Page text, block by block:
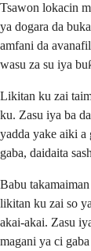
Tsawon lokacin
ya dogara da
amfani da
wasu za su iya
Likitan ku zai
ku. Zasu iya ba
yadda yake aiki a
gaba, daidaita
Babu
likitan ku zai so
akai-akai. Zasu
magani ya ci